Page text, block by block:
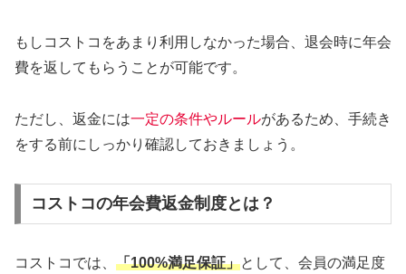
もしコストコをあまり利用しなかった場合、退会時に年会
費を返してもらうことが可能です。
ただし、返金には一定の条件やルールがあるため、手続き
をする前にしっかり確認しておきましょう。
コストコの年会費返金制度とは？
コストコでは、 「100%満足保証」として、会員の満足度